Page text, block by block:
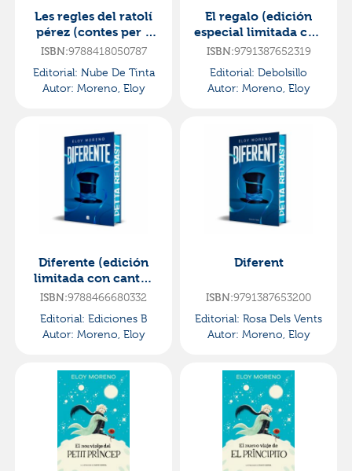
Les regles del ratolí
pérez (contes per a
contar entre dos)
ISBN:9788418050787
Editorial: Nube De Tinta
Autor: Moreno, Eloy
El regalo (edición
especial limitada con
cantos tintados)
ISBN:9791387652319
Editorial: Debolsillo
Autor: Moreno, Eloy
Diferente (edición
limitada con cantos
tintados)
ISBN:9788466680332
Editorial: Ediciones B
Autor: Moreno, Eloy
Diferent
ISBN:9791387653200
Editorial: Rosa Dels Vents
Autor: Moreno, Eloy